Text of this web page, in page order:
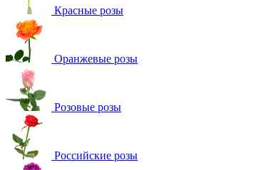
Красные розы
Оранжевые розы
Розовые розы
Российские розы